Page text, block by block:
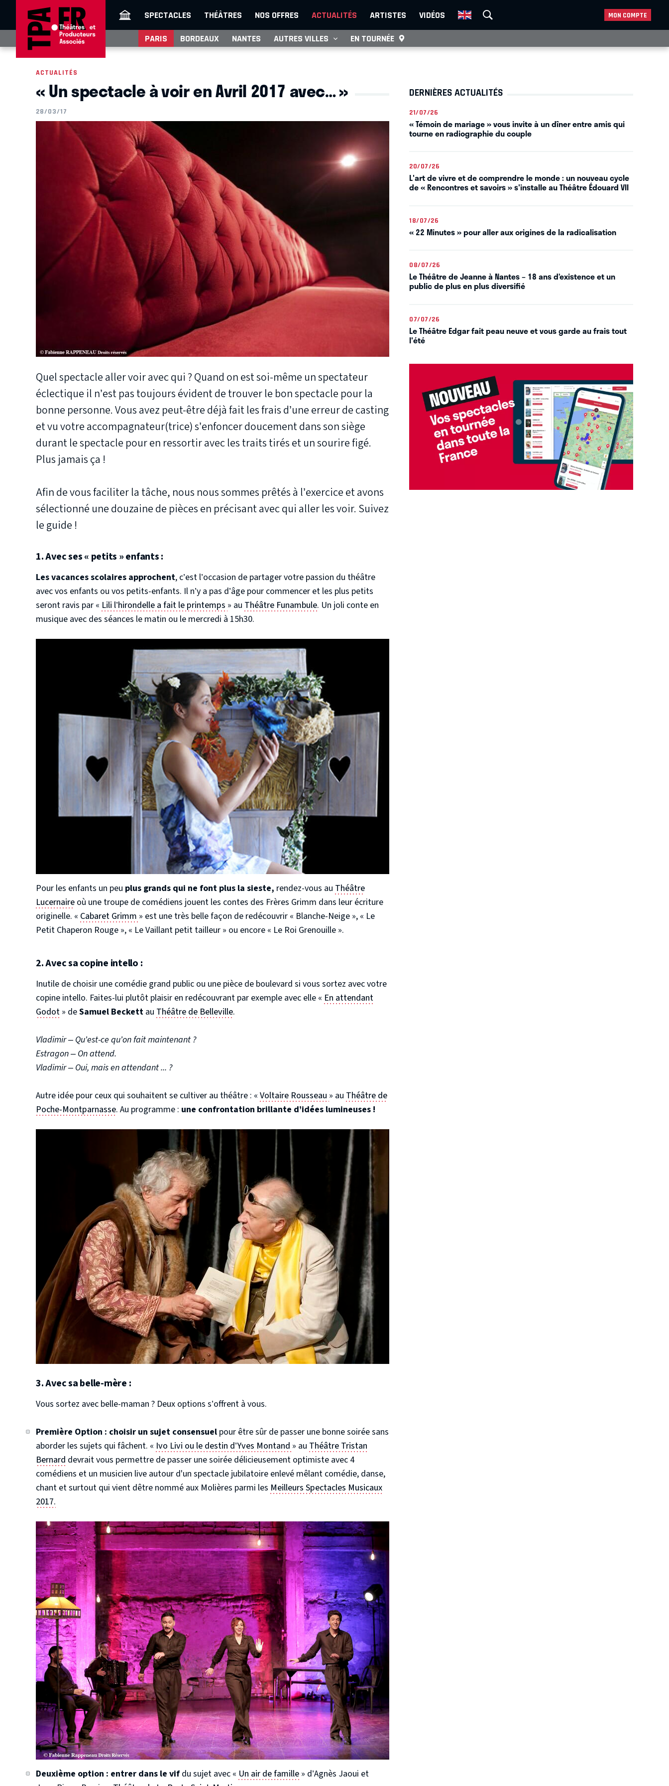
SPECTACLES THÉÂTRES NOS OFFRES ACTUALITÉS ARTISTES VIDÉOS MON COMPTE
PARIS BORDEAUX NANTES AUTRES VILLES EN TOURNÉE
ACTUALITÉS
« Un spectacle à voir en Avril 2017 avec… »
28/03/17
Quel spectacle aller voir avec qui ? Quand on est soi-même un spectateur
éclectique il n’est pas toujours évident de trouver le bon spectacle pour la
bonne personne. Vous avez peut-être déjà fait les frais d’une erreur de casting
et vu votre accompagnateur(trice) s’enfoncer doucement dans son siège
durant le spectacle pour en ressortir avec les traits tirés et un sourire figé.
Plus jamais ça !
Afin de vous faciliter la tâche, nous nous sommes prêtés à l’exercice et avons
sélectionné une douzaine de pièces en précisant avec qui aller les voir. Suivez
le guide !
1. Avec ses « petits » enfants :
Les vacances scolaires approchent, c’est l’occasion de partager votre passion du théâtre
avec vos enfants ou vos petits-enfants. Il n’y a pas d’âge pour commencer et les plus petits
seront ravis par « Lili l’hirondelle a fait le printemps » au Théâtre Funambule. Un joli conte en
musique avec des séances le matin ou le mercredi à 15h30.
Pour les enfants un peu plus grands qui ne font plus la sieste, rendez-vous au Théâtre
Lucernaire où une troupe de comédiens jouent les contes des Frères Grimm dans leur écriture
originelle. « Cabaret Grimm » est une très belle façon de redécouvrir « Blanche-Neige », « Le
Petit Chaperon Rouge », « Le Vaillant petit tailleur » ou encore « Le Roi Grenouille ».
2. Avec sa copine intello :
Inutile de choisir une comédie grand public ou une pièce de boulevard si vous sortez avec votre
copine intello. Faites-lui plutôt plaisir en redécouvrant par exemple avec elle « En attendant
Godot » deSamuel Beckett au Théâtre de Belleville.
Vladimir – Qu’est-ce qu’on fait maintenant ?
Estragon – On attend.
Vladimir – Oui, mais en attendant ... ?
Autre idée pour ceux qui souhaitent se cultiver au théâtre : « Voltaire Rousseau » au Théâtre de
Poche-Montparnasse. Au programme : une confrontation brillante d’idées lumineuses !
3. Avec sa belle-mère :
Vous sortez avec belle-maman ? Deux options s’offrent à vous.
Première Option : choisir un sujet consensuel pour être sûr de passer une bonne soirée sans
aborder les sujets qui fâchent. « Ivo Livi ou le destin d’Yves Montand » au Théâtre Tristan
Bernard devrait vous permettre de passer une soirée délicieusement optimiste avec 4
comédiens et un musicien live autour d'un spectacle jubilatoire enlevé mêlant comédie, danse,
chant et surtout qui vient dêtre nommé aux Molières parmi les Meilleurs Spectacles Musicaux
2017.
Deuxième option : entrer dans le vifdu sujet avec « Un air de famille » d’Agnès Jaoui et
DERNIÈRES ACTUALITÉS
21/07/26
« Témoin de mariage » vous invite à un dîner entre amis qui
tourne en radiographie du couple
20/07/26
L'art de vivre et de comprendre le monde : un nouveau cycle
de « Rencontres et savoirs » s'installe au Théâtre Édouard VII
18/07/26
« 22 Minutes » pour aller aux origines de la radicalisation
08/07/26
Le Théâtre de Jeanne à Nantes – 18 ans d’existence et un
public de plus en plus diversifié
07/07/26
Le Théâtre Edgar fait peau neuve et vous garde au frais tout
l'été